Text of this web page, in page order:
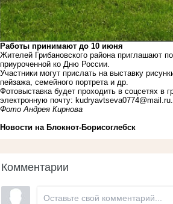
Работы принимают до 10 июня
Жителей Грибановского района приглашают
приуроченной ко Дню России.
Участники могут прислать на выставку
пейзажа, семейного портрета и др.
Фотовыставка будет проходить в соцсетях в
электронную почту: kudryavtseva0774@mail.ru
Фото Андрея Кирнова
Новости на Блoкнoт-Борисоглебск
Комментарии